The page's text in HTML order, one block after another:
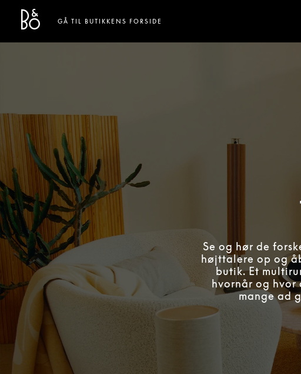
Bang & Olufsen - Exist to Create
Link Opens in New Tab
GÅ TIL BUTIKKENS FORSIDE
Se og hør de
højttalere op og
butik. Et
hvornår og hvor
mange ad